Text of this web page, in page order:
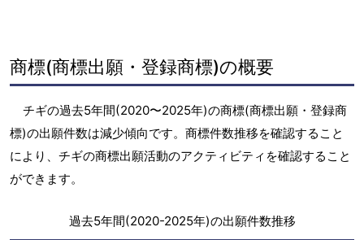
商標(商標出願・登録商標)の概要
チギの過去5年間(2020〜2025年)の商標(商標出願・登録商
標)の出願件数は減少傾向です。商標件数推移を確認すること
により、チギの商標出願活動のアクティビティを確認すること
ができます。
過去5年間(2020-2025年)の出願件数推移